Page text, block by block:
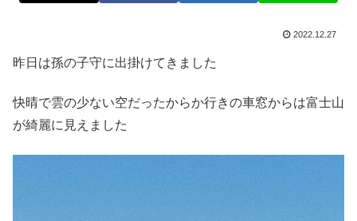
2022.12.27
昨日は孫の子守に出掛けてきました
快晴で雲の少ない空だったからか行きの車窓からは富士山
が綺麗に見えました